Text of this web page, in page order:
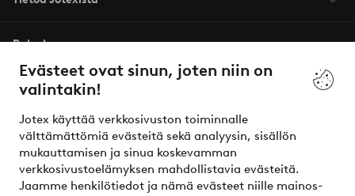
Evästeet ovat sinun, joten niin on
valintakin!
Jotex käyttää verkkosivuston toiminnalle
välttämättömiä evästeitä sekä analyysin, sisällön
mukauttamisen ja sinua koskevamman
verkkosivustoelämyksen mahdollistavia evästeitä.
Jaamme henkilötiedot ja nämä evästeet niille mainos-
Palvelumme
Ehdot
Ystävät